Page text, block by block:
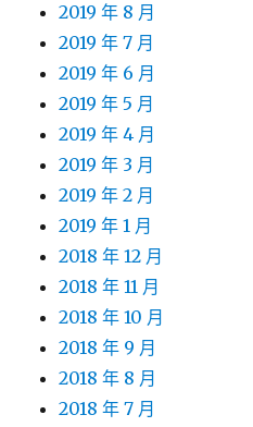
2019 年 8 月
2019 年 7 月
2019 年 6 月
2019 年 5 月
2019 年 4 月
2019 年 3 月
2019 年 2 月
2019 年 1 月
2018 年 12 月
2018 年 11 月
2018 年 10 月
2018 年 9 月
2018 年 8 月
2018 年 7 月